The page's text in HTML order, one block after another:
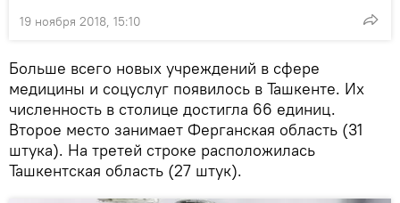
19 ноября 2018, 15:10
Больше всего новых учреждений в сфере
медицины и соцуслуг появилось в Ташкенте. Их
численность в столице достигла 66 единиц.
Второе место занимает Ферганская область (31
штука). На третей строке расположилась
Ташкентская область (27 штук).